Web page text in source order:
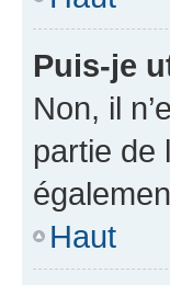
Puis-je
Non, il
partie de
Haut